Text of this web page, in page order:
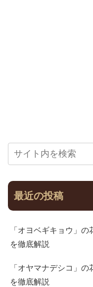
最近の投稿
「オヨベギキョウ」
を徹底解説
「オヤマナデシコ」
を徹底解説